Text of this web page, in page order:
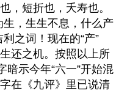
，短折也，夭寿也。
生，生生不息，什么产
利之词！现在的“产”
还之机。按照以上所
暗示今年“六一”开始混
在《九评》里已说清